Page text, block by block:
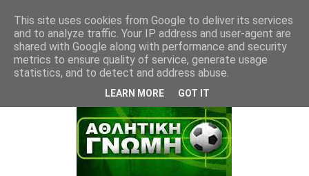
This site uses cookies from Google to deliver its services
and to analyze traffic. Your IP address and user-agent are
shared with Google along with performance and security
metrics to ensure quality of service, generate usage
statistics, and to detect and address abuse.
LEARN MORE GOT IT